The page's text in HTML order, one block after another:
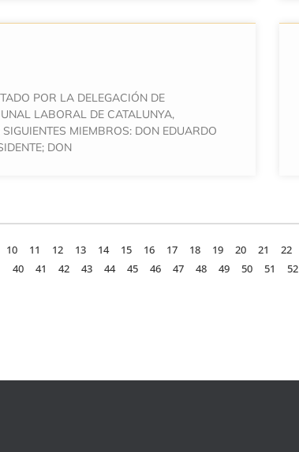
POR LA DELEGACIÓN DE
LABORAL DE CATALUNYA,
MIEMBROS: DON EDUARDO
DON
10 11 12 13 14 15 16 17 18 19 20 21 22
40
41 42 43 44 45 46 47 48 49 50 51 52